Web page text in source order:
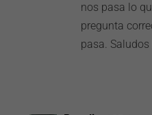
nos pasa lo
pregunta
pasa.